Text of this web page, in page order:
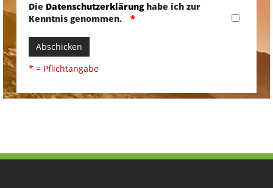
Die Datenschutzerklärunghabe ich zur
Kenntnis genommen.
Abschicken
* = Pflichtangabe